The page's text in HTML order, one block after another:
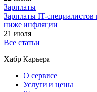
Зарплаты
Зарплаты IT-специалистов
ниже инфляции
21 июля
Все статьи
Хабр Карьера
О сервисе
Услуги и цены